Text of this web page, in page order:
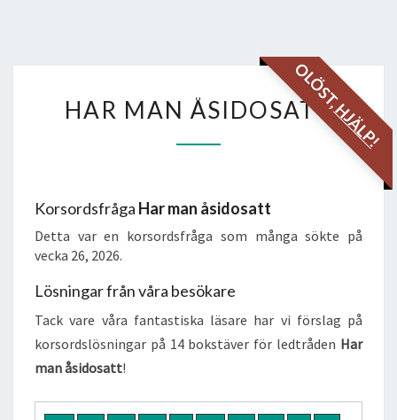
OLÖST,
HJÄLP!
MAN
HAR MAN ÅSIDOSATT
Korsordsfråga Har man åsidosatt
Detta var en korsordsfråga som många sökte på
vecka 26, 2026.
Lösningar från våra besökare
Tack vare våra fantastiska läsare har vi förslag på
korsordslösningar på 14 bokstäver för ledtråden Har
man åsidosatt!